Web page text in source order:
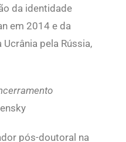
da identidade
em 2014 e da
pela Rússia,
pós-doutoral na